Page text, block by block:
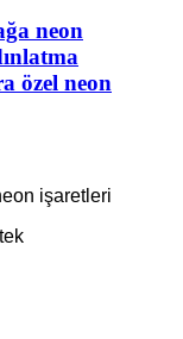
neon
özel neon
işaretleri